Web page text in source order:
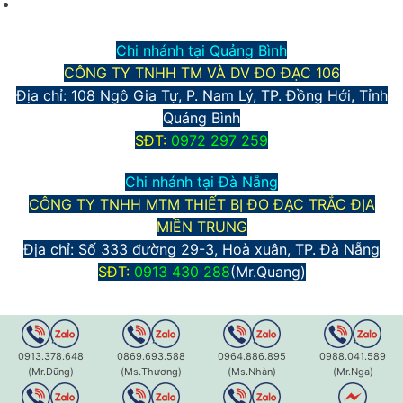
Chi nhánh tại Quảng Bình
CÔNG TY TNHH TM VÀ DV ĐO ĐẠC 106
Địa chỉ: 108 Ngô Gia Tự, P. Nam Lý, TP. Đồng Hới, Tỉnh
Quảng Bình
SĐT: 0972 297 259
Chi nhánh tại Đà Nẵng
CÔNG TY TNHH MTM THIẾT BỊ ĐO ĐẠC TRẮC ĐỊA
MIỀN TRUNG
Địa chỉ: Số 333 đường 29-3, Hoà xuân, TP. Đà Nẵng
SĐT: 0913 430 288(Mr.Quang)
0913.378.648
(Mr.Dũng)
0869.693.588
(Ms.Thương)
0964.886.895
(Ms.Nhàn)
0988.041.589
(Mr.Nga)